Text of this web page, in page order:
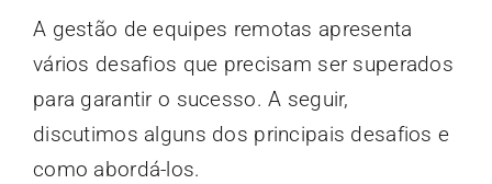
A gestão de equipes remotas apresenta
vários desafios que precisam ser superados
para garantir o sucesso. A seguir,
discutimos alguns dos principais desafios e
como abordá-los.